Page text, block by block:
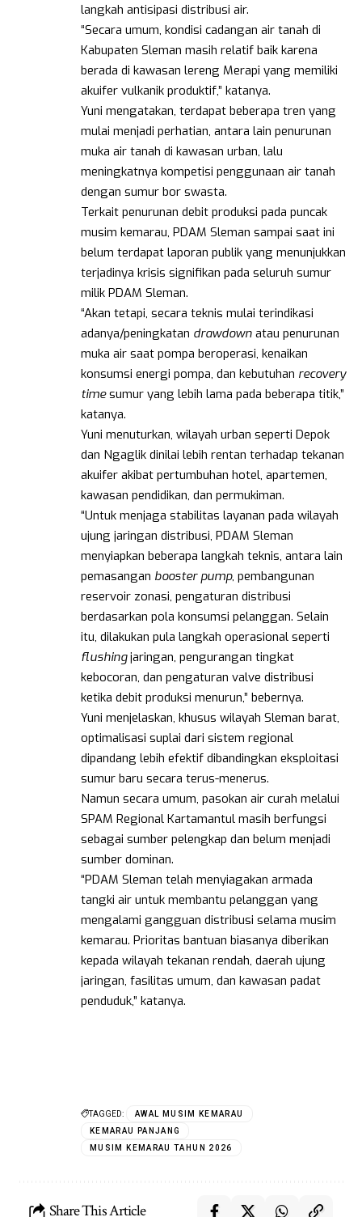
langkah antisipasi distribusi air.
“Secara umum, kondisi cadangan air tanah di
Kabupaten Sleman masih relatif baik karena
berada di kawasan lereng Merapi yang memiliki
akuifer vulkanik produktif,” katanya.
Yuni mengatakan, terdapat beberapa tren yang
mulai menjadi perhatian, antara lain penurunan
muka air tanah di kawasan urban, lalu
meningkatnya kompetisi penggunaan air tanah
dengan sumur bor swasta.
Terkait penurunan debit produksi pada puncak
musim kemarau, PDAM Sleman sampai saat ini
belum terdapat laporan publik yang menunjukkan
terjadinya krisis signifikan pada seluruh sumur
milik PDAM Sleman.
“Akan tetapi, secara teknis mulai terindikasi
adanya/peningkatan drawdown atau penurunan
muka air saat pompa beroperasi, kenaikan
konsumsi energi pompa, dan kebutuhan recovery
timesumur yang lebih lama pada beberapa titik,”
katanya.
Yuni menuturkan, wilayah urban seperti Depok
dan Ngaglik dinilai lebih rentan terhadap tekanan
akuifer akibat pertumbuhan hotel, apartemen,
kawasan pendidikan, dan permukiman.
“Untuk menjaga stabilitas layanan pada wilayah
ujung jaringan distribusi, PDAM Sleman
menyiapkan beberapa langkah teknis, antara lain
pemasangan booster pump, pembangunan
reservoir zonasi, pengaturan distribusi
berdasarkan pola konsumsi pelanggan. Selain
itu, dilakukan pula langkah operasional seperti
flushingjaringan, pengurangan tingkat
kebocoran, dan pengaturan valve distribusi
ketika debit produksi menurun,” bebernya.
Yuni menjelaskan, khusus wilayah Sleman barat,
optimalisasi suplai dari sistem regional
dipandang lebih efektif dibandingkan eksploitasi
sumur baru secara terus-menerus.
Namun secara umum, pasokan air curah melalui
SPAM Regional Kartamantul masih berfungsi
sebagai sumber pelengkap dan belum menjadi
sumber dominan.
“PDAM Sleman telah menyiagakan armada
tangki air untuk membantu pelanggan yang
mengalami gangguan distribusi selama musim
kemarau. Prioritas bantuan biasanya diberikan
kepada wilayah tekanan rendah, daerah ujung
jaringan, fasilitas umum, dan kawasan padat
penduduk,” katanya.
TAGGED:
AWAL MUSIM KEMARAU
KEMARAU PANJANG
MUSIM KEMARAU TAHUN 2026
Share This Article